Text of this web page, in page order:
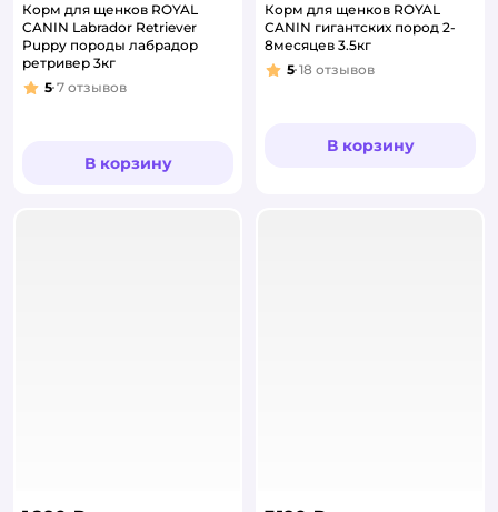
Корм для щенков ROYAL
CANIN Labrador Retriever
Puppy породы лабрадор
ретривер 3кг
Рейтинг:
5 7 отзывов
В корзину
Корм для щенков ROYAL
CANIN гигантских пород 2-
8месяцев 3.5кг
Рейтинг:
5 18 отзывов
В корзину